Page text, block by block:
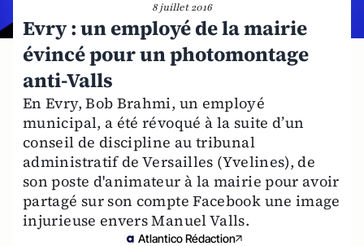
8 juillet 2016
Evry : un employé de la mairie
évincé pour un photomontage
anti-Valls
En Evry, Bob Brahmi, un employé
municipal, a été révoqué à la suite d’un
conseil de discipline au tribunal
administratif de Versailles (Yvelines), de
son poste d'animateur à la mairie pour avoir
partagé sur son compte Facebook une image
injurieuse envers Manuel Valls.
Atlantico Rédaction